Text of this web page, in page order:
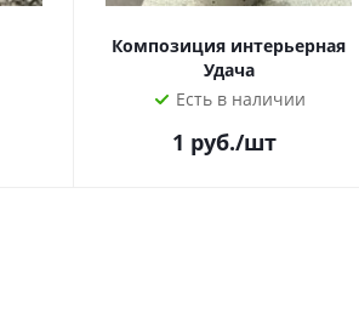
Композиция интерьерная
Удача
Есть в наличии
1 руб./шт